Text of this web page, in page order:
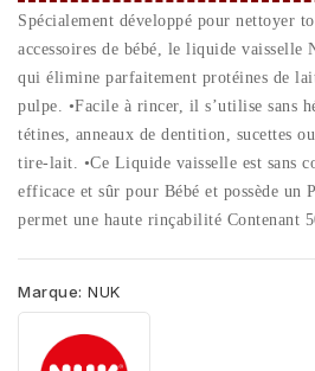
Spécialement développé pour nettoyer
accessoires de bébé, le liquide vaisselle
qui élimine parfaitement protéines de
pulpe. •Facile à rincer, il s’utilise sans
tétines, anneaux de dentition, sucettes
tire-lait. •Ce Liquide vaisselle est sans
efficace et sûr pour Bébé et possède un
permet une haute rinçabilité Contenant
Marque: NUK